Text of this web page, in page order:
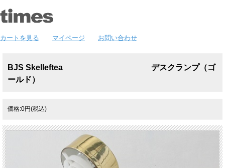
カートを見る マイページ お問い合わせ
BJS Skelleftea デスクランプ（ゴ
ールド）
価格:0円(税込)